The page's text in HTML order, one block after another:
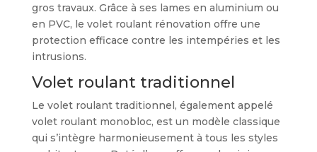
gros travaux. Grâce à ses lames en aluminium ou
en PVC, le volet roulant rénovation offre une
protection efficace contre les intempéries et les
intrusions.
Volet roulant traditionnel
Le volet roulant traditionnel, également appelé
volet roulant monobloc, est un modèle classique
qui s’intègre harmonieusement à tous les styles